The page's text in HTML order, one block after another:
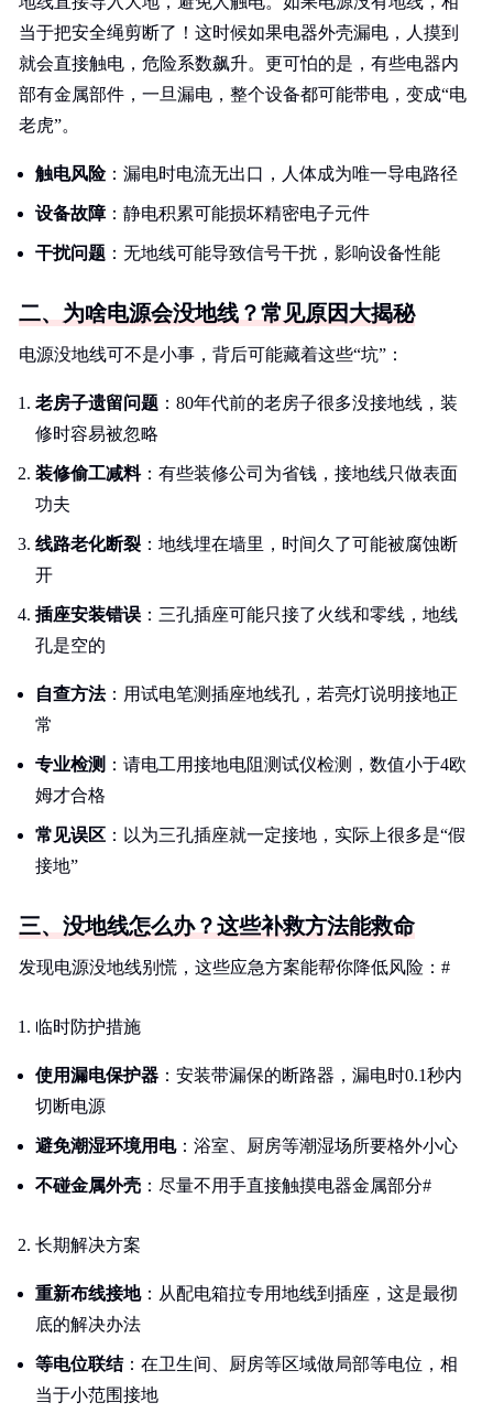
当于把安全绳剪断了！这时候如果电器外壳漏电，人摸到
就会直接触电，危险系数飙升。更可怕的是，有些电器内
部有金属部件，一旦漏电，整个设备都可能带电，变成“电
老虎”。
触电风险：漏电时电流无出口，人体成为唯一导电路径
设备故障：静电积累可能损坏精密电子元件
干扰问题 ：无地线可能导致信号干扰，影响设备性能
二、为啥电源会没地线？常见原因大揭秘
电源没地线可不是小事，背后可能藏着这些“坑”：
老房子遗留问题 ：80年代前的老房子很多没接地线，装
修时容易被忽略
装修偷工减料：有些装修公司为省钱，接地线只做表面
功夫
线路老化断裂 ：地线埋在墙里，时间久了可能被腐蚀断
开
插座安装错误 ：三孔插座可能只接了火线和零线，地线
孔是空的
自查方法：用试电笔测插座地线孔，若亮灯说明接地正
常
专业检测 ：请电工用接地电阻测试仪检测，数值小于4欧
姆才合格
常见误区 ：以为三孔插座就一定接地，实际上很多是“假
接地”
三、没地线怎么办？这些补救方法能救命
发现电源没地线别慌，这些应急方案能帮你降低风险：#
临时防护措施
使用漏电保护器 ：安装带漏保的断路器，漏电时0.1秒内
切断电源
避免潮湿环境用电：浴室、厨房等潮湿场所要格外小心
不碰金属外壳 ：尽量不用手直接触摸电器金属部分#
长期解决方案
重新布线接地：从配电箱拉专用地线到插座，这是最彻
底的解决办法
等电位联结：在卫生间、厨房等区域做局部等电位，相
当于小范围接地